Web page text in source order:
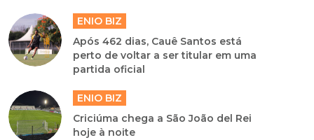
ENIO BIZ
Após 462 dias, Cauê Santos está
perto de voltar a ser titular em uma
partida oficial
ENIO BIZ
Criciúma chega a São João del Rei
hoje à noite